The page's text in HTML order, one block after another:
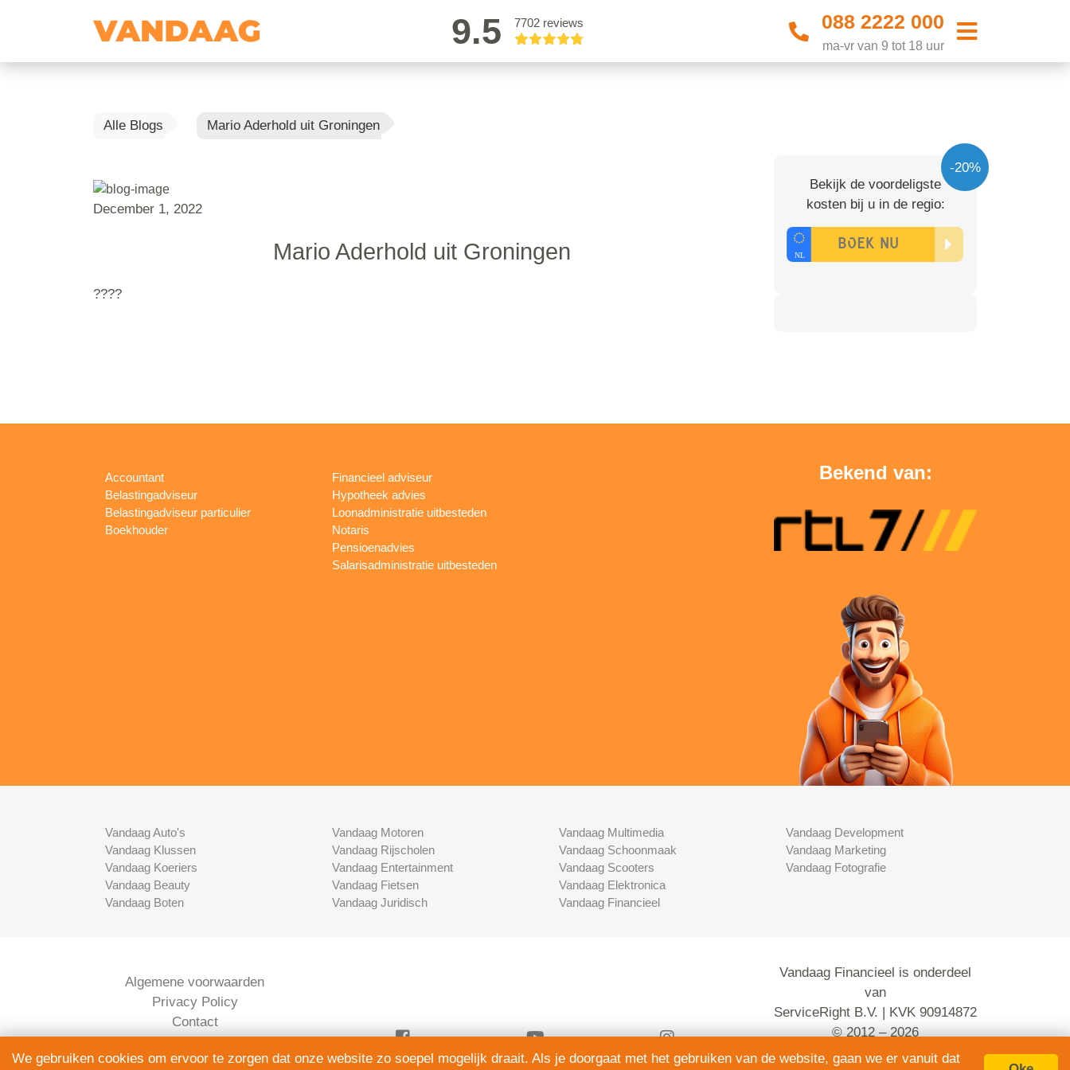
9.5 7702 reviews 088 2222 000
ma-vr van 9 tot 18 uur
Alle Blogs Mario Aderhold uit Groningen
December 1, 2022
Mario Aderhold uit Groningen
????
-20%
Bekijk de voordeligste
kosten bij u in de regio:
Accountant
Belastingadviseur
Belastingadviseur particulier
Boekhouder
Financieel adviseur
Hypotheek advies
Loonadministratie uitbesteden
Notaris
Pensioenadvies
Salarisadministratie uitbesteden
Bekend van:
Vandaag Auto's
Vandaag Klussen
Vandaag Koeriers
Vandaag Beauty
Vandaag Boten
Vandaag Motoren
Vandaag Rijscholen
Vandaag Entertainment
Vandaag Fietsen
Vandaag Juridisch
Vandaag Multimedia
Vandaag Schoonmaak
Vandaag Scooters
Vandaag Elektronica
Vandaag Financieel
Vandaag Development
Vandaag Marketing
Vandaag Fotografie
Algemene voorwaarden
Privacy Policy
Contact
Vandaag Financieel is onderdeel
van
ServiceRight B.V. | KVK 90914872
© 2012 – 2026
alle rechten voorbehouden.
We gebruiken cookies om ervoor te zorgen dat onze website zo soepel mogelijk draait. Als je doorgaat met het gebruiken van de website, gaan we er vanuit dat